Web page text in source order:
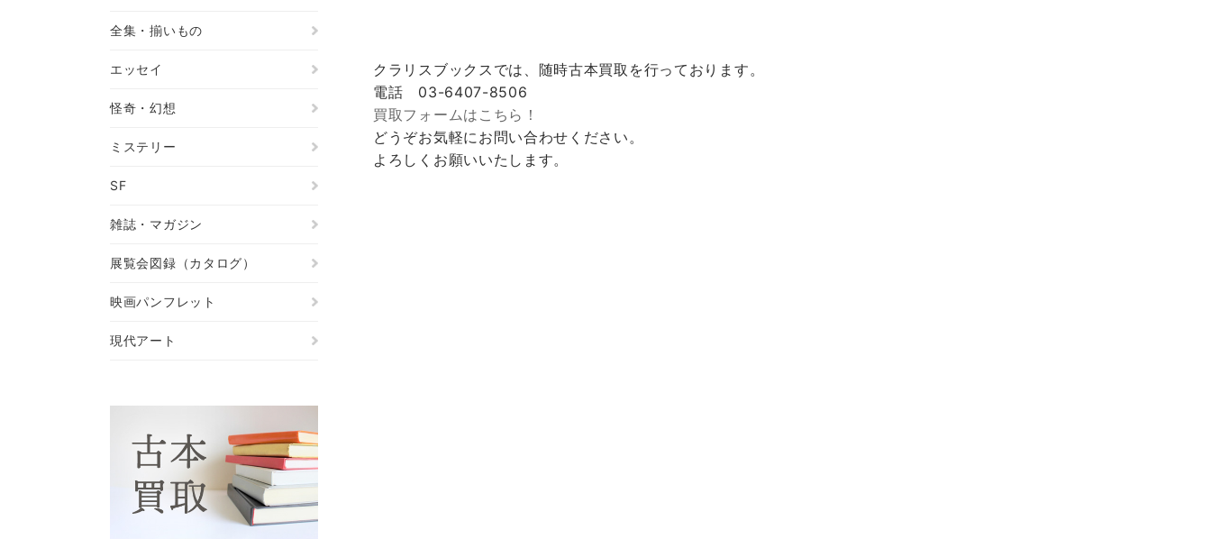
クラリスブックスでは、随時古本買取を行っております。
電話 03-6407-8506
買取フォームはこちら！
どうぞお気軽にお問い合わせください。
よろしくお願いいたします。
全集・揃いもの
エッセイ
怪奇・幻想
ミステリー
SF
雑誌・マガジン
展覧会図録（カタログ）
映画パンフレット
現代アート